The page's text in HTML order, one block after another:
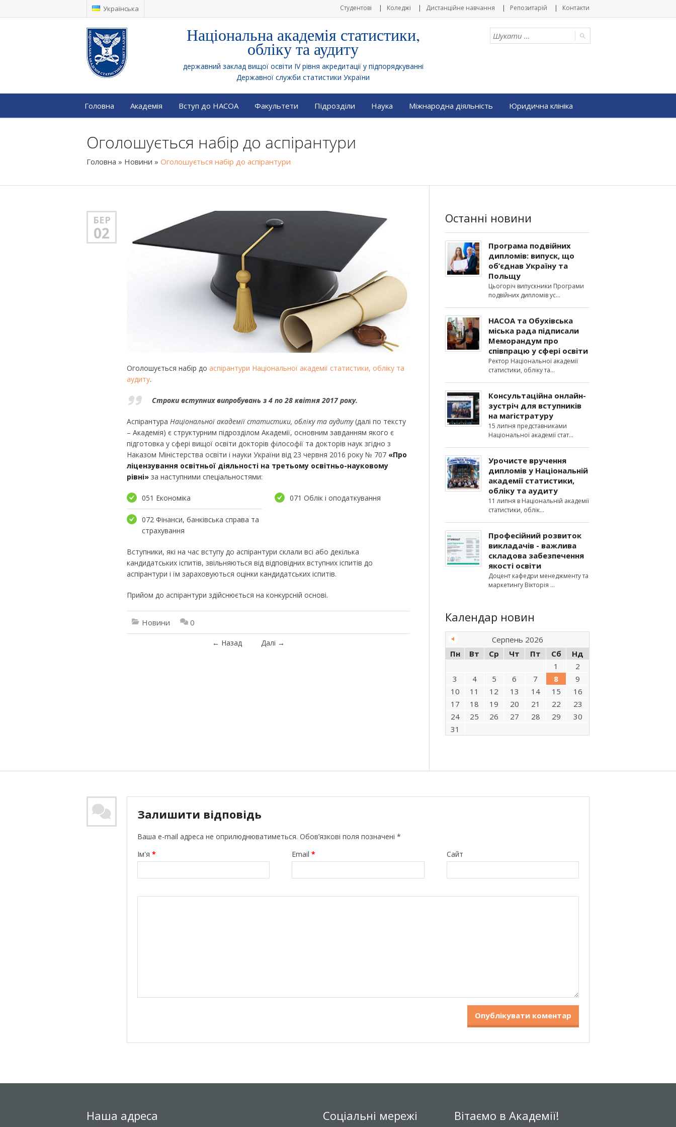
Українська Студентові Коледжі Дистанційне навчання Репозитарій Контакти
Національна академія статистики,
обліку та аудиту
державний заклад вищої освіти IV рівня акредитації у підпорядкуванні
Державної служби статистики України
Головна Академія Вступ до НАСОА Факультети Підрозділи Наука Міжнародна діяльність Юридична клініка
Оголошується набір до аспірантури
Головна » Новини » Оголошується набір до аспірантури
БЕР
02
Оголошується набір до аспірантури Національної академії статистики, обліку та
аудиту.
Строки вступних випробувань з 4 по 28 квітня 2017 року.
Аспірантура Національної академії статистики, обліку та аудиту(далі по тексту
– Академія) є структурним підрозділом Академії, основним завданням якого є
підготовка у сфері вищої освіти докторів філософії та докторів наук згідно з
Наказом Міністерства освіти і науки України від 23 червня 2016 року № 707 «Про
ліцензування освітньої діяльності на третьому освітньо-науковому
рівні» за наступними спеціальностями:
051 Економіка 071 Облік і оподаткування
072 Фінанси, банківська справа та
страхування
Вступники, які на час вступу до аспірантури склали всі або декілька
кандидатських іспитів, звільняються від відповідних вступних іспитів до
аспірантури і їм зараховуються оцінки кандидатських іспитів.
Прийом до аспірантури здійснюється на конкурсній основі.
Новини 0
← Назад Далі →
Останні новини
Програма подвійних
дипломів: випуск, що
об’єднав Україну та
Польщу
Цьогоріч випускники Програми
подвійних дипломів ус
НАСОА та Обухівська
міська рада підписали
Меморандум про
співпрацю у сфері освіти
Ректор Національної академії
статистики, обліку та
Консультаційна онлайн-
зустріч для вступників
на магістратуру
15 липня представниками
Національної академії стат
Урочисте вручення
дипломів у Національній
академії статистики,
обліку та аудиту
11 липня в Національній академії
статистики, облік
Професійний розвиток
викладачів - важлива
складова забезпечення
якості освіти
Доцент кафедри менеджменту та
маркетингу Вікторія
Календар новин
Серпень 2026
Пн
Вт Ср Чт Пт Сб
Нд
1
2
3
4 5 6 7 8
9
10
11 12 13 14 15
16
17
18 19 20 21 22
23
24
25 26 27 28 29
30
31
Залишити відповідь
Ваша e-mail адреса не оприлюднюватиметься. Обов’язкові поля позначені *
Ім'я * Email* Сайт
Наша адреса Соціальні мережі Вітаємо в Академії!